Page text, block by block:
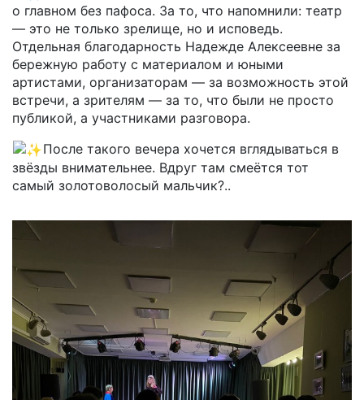
о главном без пафоса. За то, что напомнили: театр
— это не только зрелище, но и исповедь.
Отдельная благодарность Надежде Алексеевне за
бережную работу с материалом и юными
артистами, организаторам — за возможность этой
встречи, а зрителям — за то, что были не просто
публикой, а участниками разговора.
После такого вечера хочется вглядываться в
звёзды внимательнее. Вдруг там смеётся тот
самый золотоволосый мальчик?..